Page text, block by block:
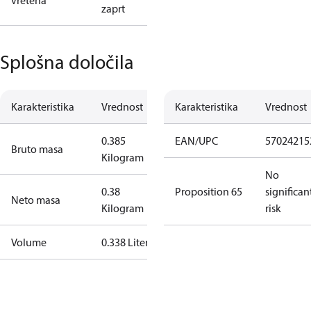
zaprt
Splošna določila
Karakteristika Vrednost
Bruto masa
0.385
Kilogram
Neto masa
0.38
Kilogram
Volume 0.338 Liter
Karakteristika Vrednost
EAN/UPC
Proposition 65
No
risk